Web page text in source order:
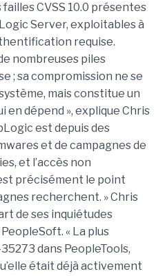
CVSS 10.0 présentes
Server, exploitables à
requise.
nombreuses piles
; sa compromission ne se
mais constitue un
en dépend », explique Chris
est depuis des
et de campagnes de
et l’accès non
précisément le point
recherchent. » Chris
de ses inquiétudes
« La plus
dans PeopleTools,
était déjà activement